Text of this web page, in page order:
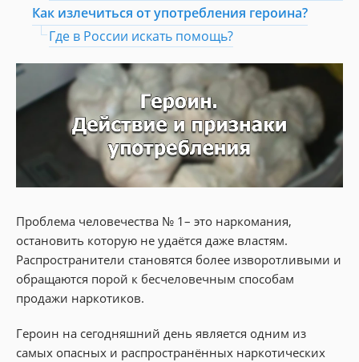
Как излечиться от употребления героина?
Где в России искать помощь?
Проблема человечества № 1– это наркомания,
остановить которую не удаётся даже властям.
Распространители становятся более изворотливыми и
обращаются порой к бесчеловечным способам
продажи наркотиков.
Героин на сегодняшний день является одним из
самых опасных и распространённых наркотических